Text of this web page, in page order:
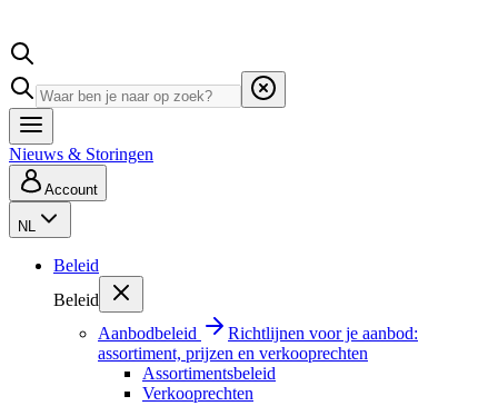
Nieuws & Storingen
Account
NL
Beleid
Beleid
Aanbodbeleid
Richtlijnen voor je aanbod:
assortiment, prijzen en verkooprechten
Assortimentsbeleid
Verkooprechten